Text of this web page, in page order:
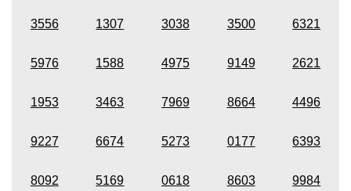
3556 1307 3038 3500 6321
5976 1588 4975 9149 2621
1953 3463 7969 8664 4496
9227 6674 5273 0177 6393
8092 5169 0618 8603 9984